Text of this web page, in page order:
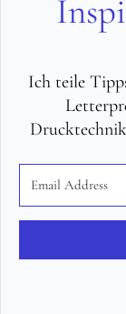
Ich teile